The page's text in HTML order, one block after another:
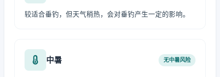
较适合垂钓，但天气稍热，会对垂钓产生一定的影响。
中暑 无中暑风险